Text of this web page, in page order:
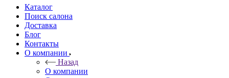
Каталог
Поиск салона
Доставка
Блог
Контакты
О компании
Назад
О компании